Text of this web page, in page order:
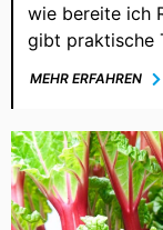
wie bereite ich
gibt praktische
MEHR ERFAHREN